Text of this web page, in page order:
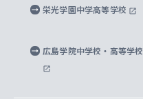
マイクロ波サイ
上智大学校歌 ・
上智大学の教育
内部質保証と自己
キャンパス案内
四谷キャンパス
海外拠点
栄光学園中学高等学校
広島学院中学校・高等学校